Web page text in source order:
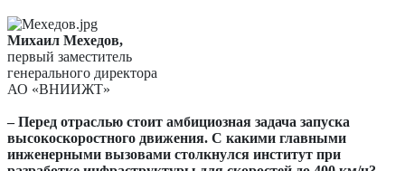
Михаил Мехедов,
первый заместитель
генерального директора
АО «ВНИИЖТ»
– Перед отраслью стоит амбициозная задача запуска
высокоскоростного движения. С какими главными
инженерными вызовами столкнулся институт при